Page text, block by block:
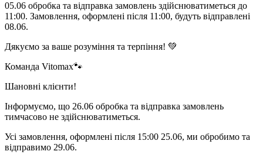
05.06 обробка та відправка замовлень здійснюватиметься до
11:00. Замовлення, оформлені після 11:00, будуть відправлені
08.06.
Дякуємо за ваше розуміння та терпіння! 💚
Команда Vitomax🐾
Шановні клієнти!
Інформуємо, що 26.06 обробка та відправка замовлень
тимчасово не здійснюватиметься.
Усі замовлення, оформлені після 15:00 25.06, ми обробимо та
відправимо 29.06.